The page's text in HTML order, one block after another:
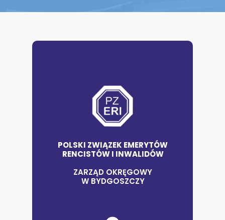
POLSKI ZWIĄZEK EMERYTÓW
RENCISTÓW I INWALIDÓW
ZARZĄD OKRĘGOWY
W BYDGOSZCZY